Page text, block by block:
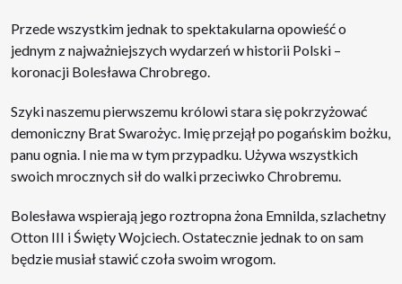
Przede wszystkim jednak to spektakularna opowieść o
jednym z najważniejszych wydarzeń w historii Polski –
koronacji Bolesława Chrobrego.
Szyki naszemu pierwszemu królowi stara się pokrzyżować
demoniczny Brat Swarożyc. Imię przejął po pogańskim bożku,
panu ognia. I nie ma w tym przypadku. Używa wszystkich
swoich mrocznych sił do walki przeciwko Chrobremu.
Bolesława wspierają jego roztropna żona Emnilda, szlachetny
Otton III i Święty Wojciech. Ostatecznie jednak to on sam
będzie musiał stawić czoła swoim wrogom.